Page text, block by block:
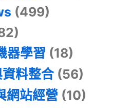
(499)
器學習 (18)
料整合(56)
網站經營 (10)